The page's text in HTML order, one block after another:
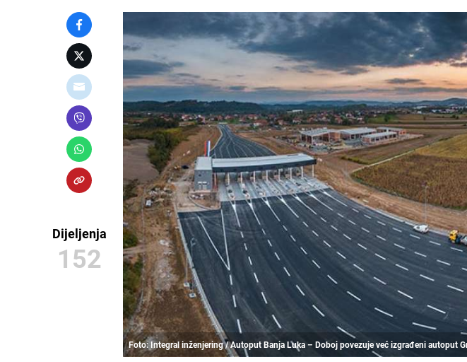
Dijeljenja
152
Foto: Integral inženjering / Autoput Banja Luka – Doboj povezuje već izgrađeni autoput